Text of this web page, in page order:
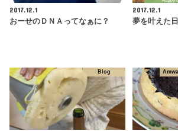
2017.12.1
おーせのＤＮＡってなぁに？
2017.12.1
夢を叶えた日
Blog